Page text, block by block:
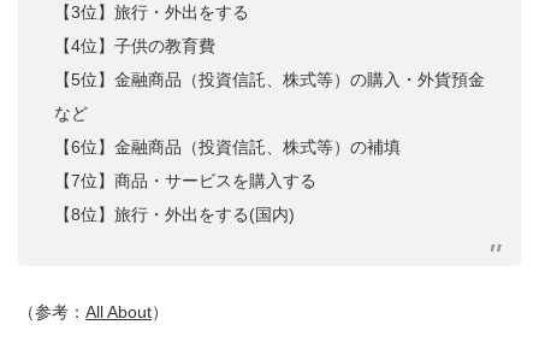
【3位】旅行・外出をする
【4位】子供の教育費
【5位】金融商品（投資信託、株式等）の購入・外貨預金
など
【6位】金融商品（投資信託、株式等）の補填
【7位】商品・サービスを購入する
【8位】旅行・外出をする(国内)
（参考： All About）